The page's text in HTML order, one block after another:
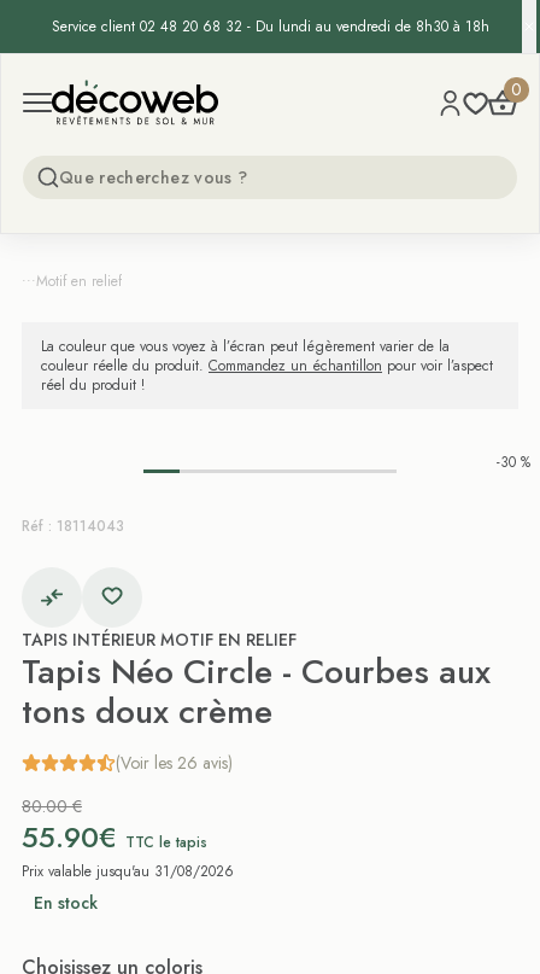
Service client 02 48 20 68 32 - Du lundi au vendredi de 8h30 à 18h
Open menu
Decoweb 0
...Motif en relief
La couleur que vous voyez à l’écran peut légèrement varier de la
couleur réelle du produit. Commandez un échantillon pour voir l’aspect
réel du produit !
-30 %
Réf : 18114043
TAPIS INTÉRIEUR MOTIF EN RELIEF
Tapis Néo Circle - Courbes aux
tons doux crème
(Voir les 26 avis)
80.00 €
55.90€ TTC le tapis
Prix valable jusqu'au 31/08/2026
En stock
Choisissez un coloris